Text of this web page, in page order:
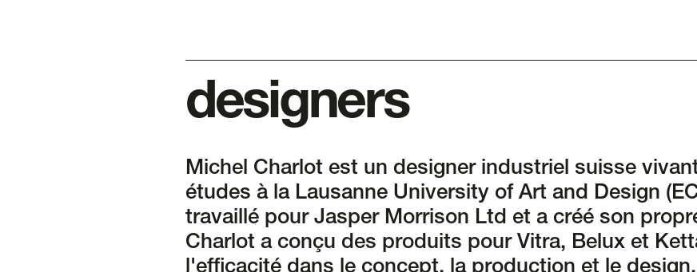
designers
Michel Charlot est un designer industriel suisse
études à la Lausanne University of Art and Design
travaillé pour Jasper Morrison Ltd et a créé son
Charlot a conçu des produits pour Vitra, Belux et